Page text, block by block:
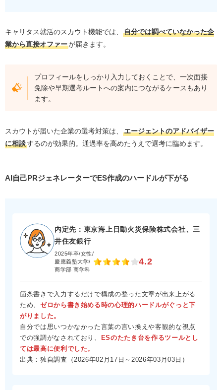
キャリタス就活のスカウト機能では、
自分では調べていなかった企
業から直接オファーが届きます。
プロフィールをしっかり入力しておくことで、一次面接
免除や早期選考ルートへの案内につながるケースもあり
ます。
スカウトが届いた企業の選考対策は、
エージェントのアドバイザー
に相談するのが効果的。通過率を高めたうえで選考に臨めます。
AI自己PRジェネレーターでES作成のハードルが下がる
内定先：東京海上日動火災保険株式会社、三
井住友銀行
2025年卒/女性/
慶應義塾大学/
商学部 商学科
4.2
箇条書きで入力するだけで構成の整った文章が出来上がる
ため、 ゼロから書き始める時の心理的ハードルがぐっと下
がりました。
自分では思いつかなかった言葉の言い換えや客観的な視点
での強調がなされており、
ESのたたき台を作るツールとし
ては最高に便利でした。
出典：独自調査（2026年02月17日～2026年03月03日）